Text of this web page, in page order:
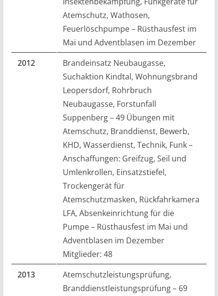
Atemschutz, Wathosen,
Feuerlöschpumpe – Rüsthausfest im
Mai und Adventblasen im Dezember
2012
Brandeinsatz Neubaugasse,
Suchaktion Kindtal, Wohnungsbrand
Leopersdorf, Rohrbruch
Neubaugasse, Forstunfall
Suppenberg – 49 Übungen mit
Atemschutz, Branddienst, Bewerb,
KHD, Wasserdienst, Technik, Funk –
Anschaffungen: Greifzug, Seil und
Umlenkrollen, Einsatzstiefel,
Trockengerät für
Atemschutzmasken, Rückfahrkamera
LFA, Absenkeinrichtung für die
Pumpe – Rüsthausfest im Mai und
Adventblasen im Dezember
Mitglieder: 48
2013
Atemschutzleistungsprüfung,
Branddienstleistungsprüfung – 69